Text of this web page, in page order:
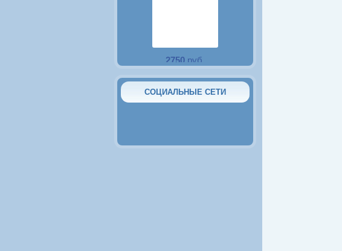
2750руб.
Аквариум 15 литров с
крышкой и LED
подсветкой
СОЦИАЛЬНЫЕ СЕТИ